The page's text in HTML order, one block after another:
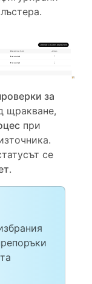
за
щракване,
при
се
.